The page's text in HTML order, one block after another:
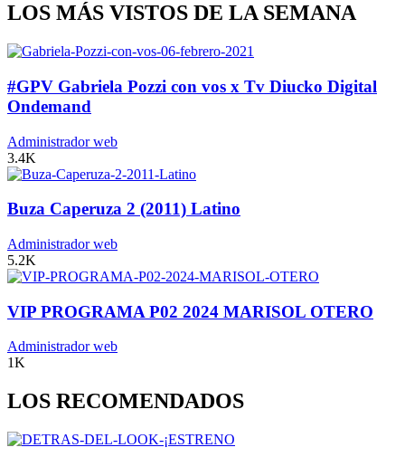
LOS MÁS VISTOS DE LA SEMANA
#GPV Gabriela Pozzi con vos x Tv Diucko Digital
Ondemand
Administrador web
3.4K
Buza Caperuza 2 (2011) Latino
Administrador web
5.2K
VIP PROGRAMA P02 2024 MARISOL OTERO
Administrador web
1K
LOS RECOMENDADOS